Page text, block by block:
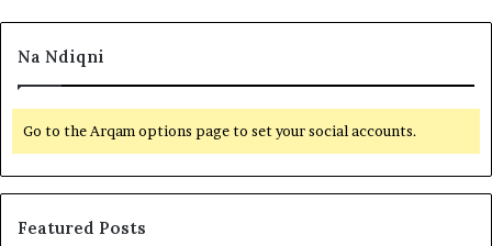
Na Ndiqni
Go to the Arqam options page to set your social accounts.
Featured Posts